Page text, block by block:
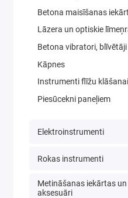
Betona maisīšanas
Lāzera un optiskie
Betona vibratori, blīvētāji
Kāpnes
Instrumenti flīžu klāšanai
Piesūcekni paneļiem
Elektroinstrumenti
Rokas instrumenti
Metināšanas iekārtas un
aksesuāri